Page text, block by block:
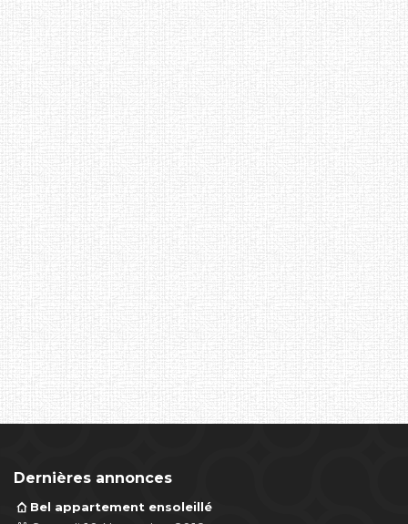
Dernières annonces
Bel appartement ensoleillé